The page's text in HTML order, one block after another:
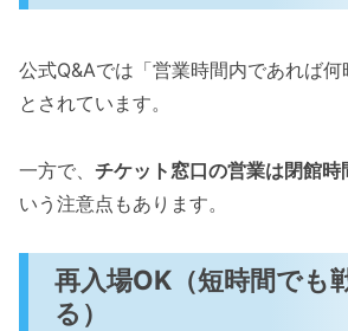
公式Q&Aでは「営業時間内であれば何
とされています。
一方で、 チケット窓口の営業は閉館
いう注意点もあります。
再入場OK（短時間でも
る）